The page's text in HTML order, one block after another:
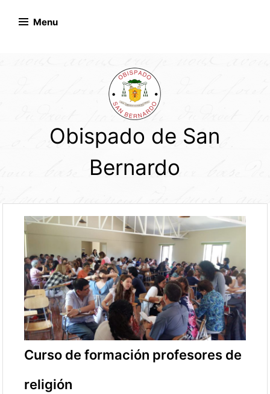
Menu
Obispado de San
Bernardo
Curso de formación profesores de
religión